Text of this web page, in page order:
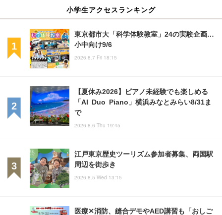
小学生アクセスランキング
東京都市大「科学体験教室」24の実験企画…
小中向け9/6
2026.8.7 Fri 18:15
【夏休み2026】ピアノ未経験でも楽しめる
「AI Duo Piano」横浜みなとみらい8/31ま
で
2026.8.6 Thu 19:45
江戸東京歴史ツーリズム参加者募集、両国駅
周辺を街歩き
2026.8.5 Wed 13:15
医療✕消防、縫合デモやAED講習も「おしご